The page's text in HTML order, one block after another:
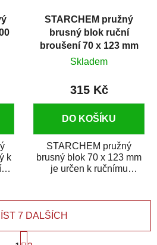
k
STARCHEM pružný
brusný blok ruční
broušení 70 x 123 mm
Skladem
315 Kč
DO KOŠÍKU
STARCHEM pružný
brusný blok 70 x 123 mm
je určen k ručnímu
7 DALŠÍCH
S